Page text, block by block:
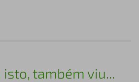
isto, também viu...